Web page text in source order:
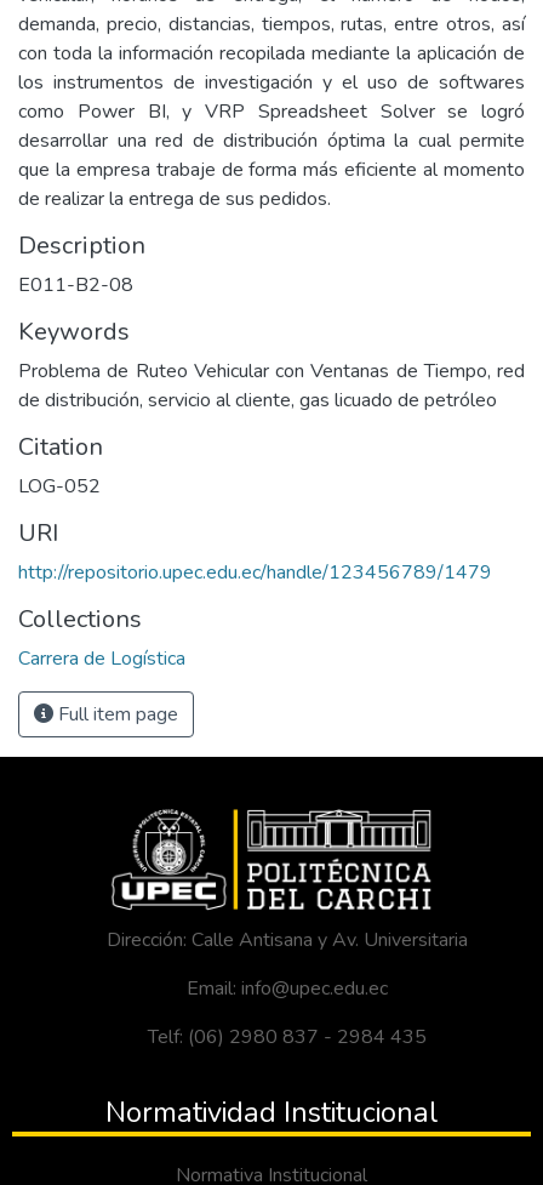
demanda, precio, distancias, tiempos, rutas, entre otros, así
con toda la información recopilada mediante la aplicación de
los instrumentos de investigación y el uso de softwares
como Power BI, y VRP Spreadsheet Solver se logró
desarrollar una red de distribución óptima la cual permite
que la empresa trabaje de forma más eficiente al momento
de realizar la entrega de sus pedidos.
Description
E011-B2-08
Keywords
Problema de Ruteo Vehicular con Ventanas de Tiempo, red
de distribución, servicio al cliente, gas licuado de petróleo
Citation
LOG-052
URI
http://repositorio.upec.edu.ec/handle/123456789/1479
Collections
Carrera de Logística
Full item page
Dirección: Calle Antisana y Av. Universitaria
Email: info@upec.edu.ec
Telf: (06) 2980 837 - 2984 435
Normatividad Institucional
Normativa Institucional